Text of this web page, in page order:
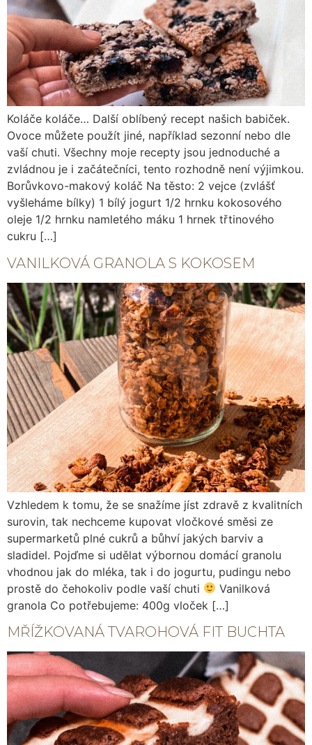
Koláče koláče… Další oblíbený recept našich babiček.
Ovoce můžete použít jiné, například sezonní nebo dle
vaší chuti. Všechny moje recepty jsou jednoduché a
zvládnou je i začátečníci, tento rozhodně není výjimkou.
Borůvkovo-makový koláč Na těsto: 2 vejce (zvlášť
vyšleháme bílky) 1 bílý jogurt 1/2 hrnku kokosového
oleje 1/2 hrnku namletého máku 1 hrnek třtinového
cukru […]
VANILKOVÁ GRANOLA S KOKOSEM
Vzhledem k tomu, že se snažíme jíst zdravě z kvalitních
surovin, tak nechceme kupovat vločkové směsi ze
supermarketů plné cukrů a bůhví jakých barviv a
sladidel. Pojďme si udělat výbornou domácí granolu
vhodnou jak do mléka, tak i do jogurtu, pudingu nebo
prostě do čehokoliv podle vaší chuti
Vanilková
granola Co potřebujeme: 400g vloček […]
MŘÍŽKOVANÁ TVAROHOVÁ FIT BUCHTA